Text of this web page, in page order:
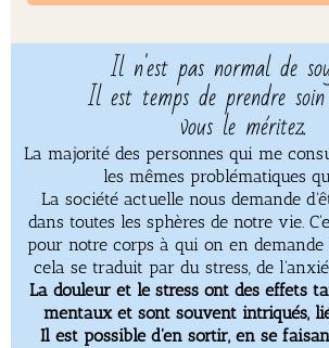
Il n'est pas normal de
Il est temps de prendre
vous le méritez.
La majorité des personnes qui me
les mêmes problématiques
La société actuelle nous demande
dans toutes les sphères de notre vie.
pour notre corps à qui on en
cela se traduit par du stress, de
La douleur et le stress ont des effets
mentaux et sont souvent intriqués,
Il est possible d'en sortir, en se